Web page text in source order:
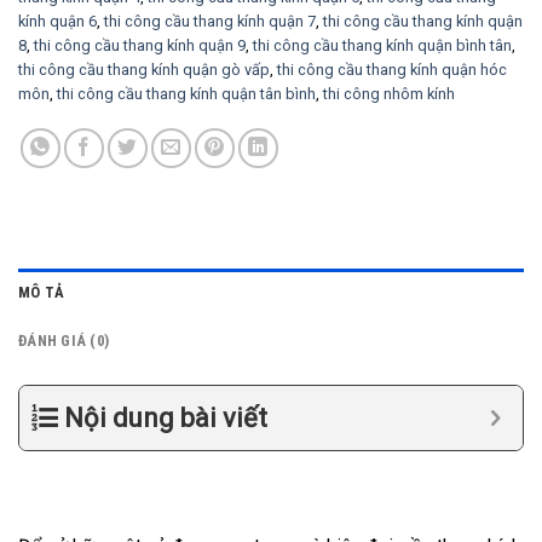
kính quận 6,thi công cầu thang kính quận 7,thi công cầu thang kính quận
8,thi công cầu thang kính quận 9,thi công cầu thang kính quận bình tân,
thi công cầu thang kính quận gò vấp,thi công cầu thang kính quận hóc
môn,thi công cầu thang kính quận tân bình,thi công nhôm kính
MÔ TẢ
ĐÁNH GIÁ (0)
Nội dung bài viết